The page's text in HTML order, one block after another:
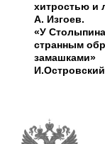
хитростью и
А. Изгоев.
«У
странным
замашками»